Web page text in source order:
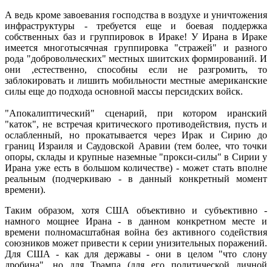
А ведь кроме завоевания господства в воздухе и уничтожения
инфраструктуры - требуется еще и боевая поддержка
собственных баз и группировок в Ираке! У Ирана в Ираке
имеется многотысячная группировка "стражей" и разного
рода "добровольческих" местных шиитских формирований. И
они ,естественно, способны если не разгромить, то
заблокировать и лишить мобильности местные американские
силы еще до подхода основной массы персидских войск.
"Апокалиптический" сценарий, при котором иранский
"каток", не встречая критического противодействия, пусть и
ослабленный, но прокатывается через Ирак и Сирию до
границ Израиля и Саудовской Аравии (тем более, что точки
опоры, склады и крупные наземные "прокси-силы" в Сирии у
Ирана уже есть в большом количестве) - может стать вполне
реальным (подчеркиваю - в данный конкретный момент
времени).
Таким образом, хотя США объективно и субъективно -
намного мощнее Ирана - в данном конкретном месте и
времени полномасштабная война без активного содействия
союзников может привести к серии унизительных поражений.
Для США - как для державы - они в целом "что слону
дробина", но для Трампа (для его политической личной